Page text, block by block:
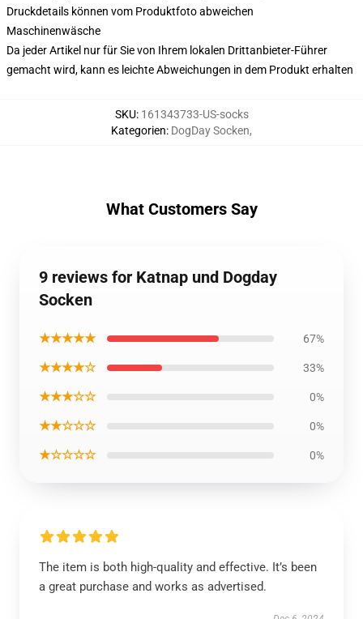
Druckdetails können vom Produktfoto abweichen
Maschinenwäsche
Da jeder Artikel nur für Sie von Ihrem lokalen Drittanbieter-Führer
gemacht wird, kann es leichte Abweichungen in dem Produkt erhalten
SKU: 161343733-US-socks
Kategorien: DogDay Socken,
What Customers Say
9 reviews for Katnap und Dogday
Socken
★★★★★ 67%
★★★★☆ 33%
★★★☆☆ 0%
★★☆☆☆ 0%
★☆☆☆☆ 0%
The item is both high-quality and effective. It’s been
a great purchase and works as advertised.